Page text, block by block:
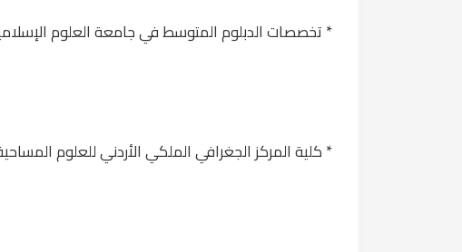
* تخصصات الدبلوم المتوسط في جامعة العلوم
* كلية المركز الجغرافي الملكي الأردني للعلوم